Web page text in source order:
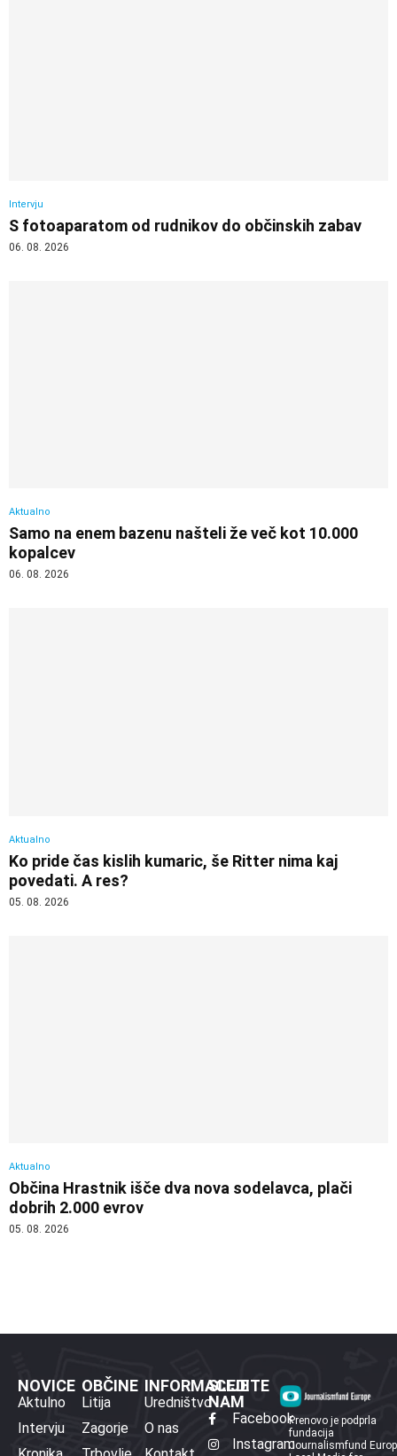
Intervju
S fotoaparatom od rudnikov do občinskih zabav
06. 08. 2026
Aktualno
Samo na enem bazenu našteli že več kot 10.000
kopalcev
06. 08. 2026
Aktualno
Ko pride čas kislih kumaric, še Ritter nima kaj
povedati. A res?
05. 08. 2026
Aktualno
Občina Hrastnik išče dva nova sodelavca, plači
dobrih 2.000 evrov
05. 08. 2026
NOVICE
Aktulno
Intervju
OBČINE
Litija
Zagorje
INFORMACIJE
Uredništvo
O nas
SLEDITE
NAM
Facebook
Instagram
Prenovo je podprla
fundacija
Journalismfund